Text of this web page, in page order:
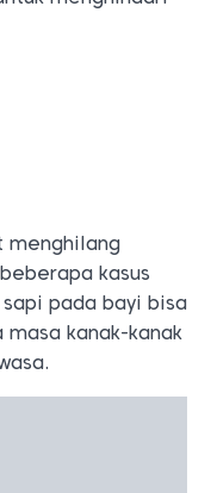
menghilang
kasus
pada bayi bisa
kanak-kanak